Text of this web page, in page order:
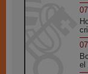
el